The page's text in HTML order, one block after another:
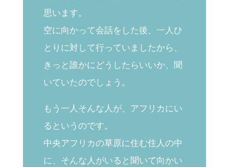
思います。
空に向かって会話をした後、一人ひ
とりに対して行っていましたから、
きっと誰かにどうしたらいいか、聞
いていたのでしょう。
もう一人そんな人が、アフリカにい
るというのです。
中央アフリカの草原に住む住人の中
に、そんな人がいると聞いて向かい